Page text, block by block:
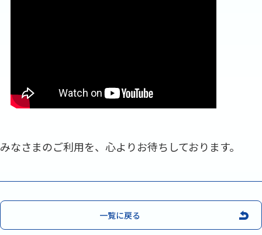
みなさまのご利用を、心よりお待ちしております。
一覧に戻る